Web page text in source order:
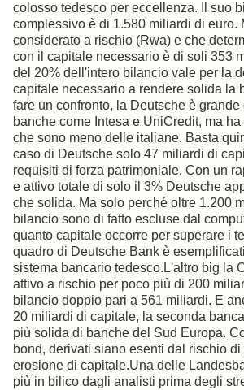
colosso tedesco per eccellenza. Il suo
complessivo è di 1.580 miliardi di euro.
considerato a rischio (Rwa) e che
con il capitale necessario è di soli 353
del 20% dell'intero bilancio vale per la
capitale necessario a rendere solida la
fare un confronto, la Deutsche è
banche come Intesa e UniCredit, ma
che sono meno delle italiane. Basta
caso di Deutsche solo 47 miliardi di
requisiti di forza patrimoniale. Con un
e attivo totale di solo il 3% Deutsche
che solida. Ma solo perché oltre 1.200
bilancio sono di fatto escluse dal
quanto capitale occorre per superare i
quadro di Deutsche Bank è
sistema bancario tedesco. L'altro big la
attivo a rischio per poco più di 200
bilancio doppio pari a 561 miliardi. E
20 miliardi di capitale, la seconda
più solida di banche del Sud Europa.
bond, derivati siano esenti dal rischio
erosione di capitale.Una delle
più in bilico dagli analisti prima degli